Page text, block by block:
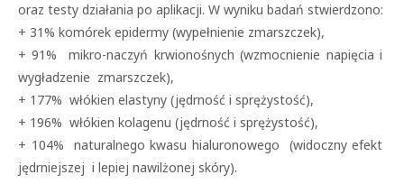
oraz testy działania po aplikacji. W wyniku badań stwierdzono:
+ 31% komórek epidermy (wypełnienie zmarszczek),
+ 91% mikro-naczyń krwionośnych (wzmocnienie napięcia i
wygładzenie zmarszczek),
+ 177% włókien elastyny (jędrność i sprężystość),
+ 196% włókien kolagenu (jędrność i sprężystość),
+ 104% naturalnego kwasu hialuronowego (widoczny efekt
jędrniejszej i lepiej nawilżonej skóry).